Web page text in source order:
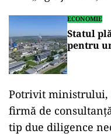
producția și reduce
„În
luni, până la
avem o
încredere că
că este în